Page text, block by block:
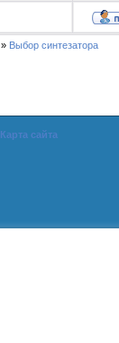
» Выбор синтезатора
Карта сайта